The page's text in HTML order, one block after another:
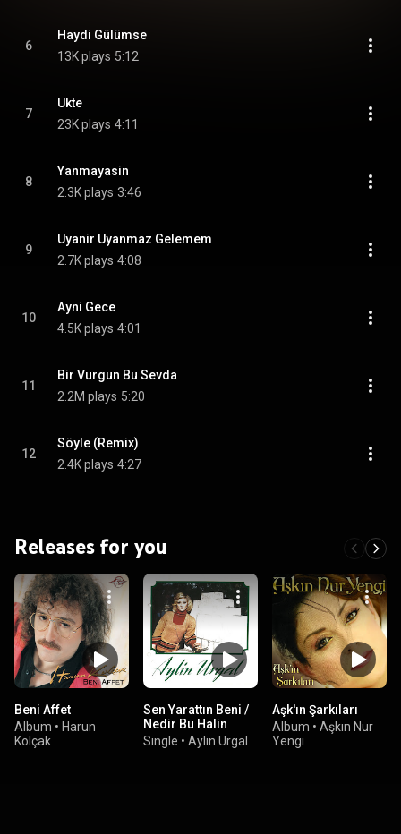
6
Haydi Gülümse
13K plays 5:12
7
Ukte
23K plays 4:11
8
Yanmayasin
2.3K plays 3:46
9
Uyanir Uyanmaz Gelemem
2.7K plays 4:08
10
Ayni Gece
4.5K plays 4:01
11
Bir Vurgun Bu Sevda
2.2M plays 5:20
12
Söyle (Remix)
2.4K plays 4:27
Releases for you
Beni Affet
Album • Harun
Kolçak
Sen Yarattın Beni /
Nedir Bu Halin
Single • Aylin Urgal
Aşk'ın Şarkıları
Album • Aşkın Nur
Yengi